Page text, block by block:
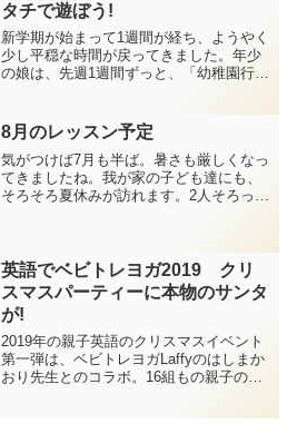
タチで遊ぼう!
新学期が始まって1週間が経ち、ようやく
少し平穏な時間が戻ってきました。年少
の娘は、先週1週間ずっと、「幼稚園行き
でバスに乗ってくれました^^「行きたく
ないなら行かな...
8月のレッスン予定
気がつけば7月も半ば。暑さも厳しくなっ
てきましたね。我が家の子ども達にも、
そろそろ夏休みが訪れます。2人そろっ
はいきません。...
英語でベビトレヨガ2019 クリ
スマスパーティーに本物のサンタ
が!
2019年の親子英語のクリスマスイベント
第一弾は、ベビトレヨガLaffyのはしまか
おり先生とのコラボ。16組もの親子の皆